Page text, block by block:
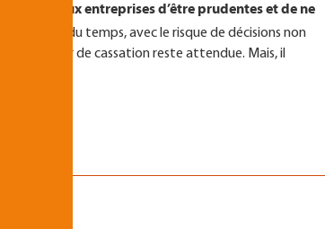
conseillé aux entreprises d’être prudentes et de ne
au fil du temps, avec le risque de décisions non
de la Cour de cassation reste attendue. Mais, il